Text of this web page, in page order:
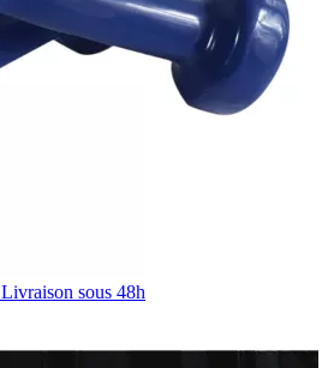
Livraison sous 48h